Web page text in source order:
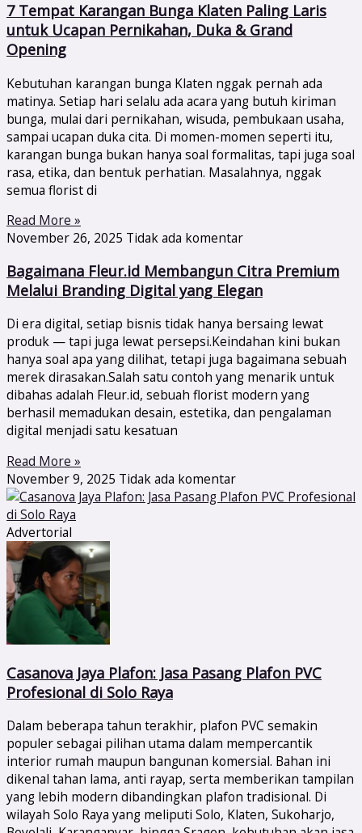
7 Tempat Karangan Bunga Klaten Paling Laris
untuk Ucapan Pernikahan, Duka & Grand
Opening
Kebutuhan karangan bunga Klaten nggak pernah ada
matinya. Setiap hari selalu ada acara yang butuh kiriman
bunga, mulai dari pernikahan, wisuda, pembukaan usaha,
sampai ucapan duka cita. Di momen-momen seperti itu,
karangan bunga bukan hanya soal formalitas, tapi juga soal
rasa, etika, dan bentuk perhatian. Masalahnya, nggak
semua florist di
Read More »
November 26, 2025 Tidak ada komentar
Bagaimana Fleur.id Membangun Citra Premium
Melalui Branding Digital yang Elegan
Di era digital, setiap bisnis tidak hanya bersaing lewat
produk — tapi juga lewat persepsi.Keindahan kini bukan
hanya soal apa yang dilihat, tetapi juga bagaimana sebuah
merek dirasakan.Salah satu contoh yang menarik untuk
dibahas adalah Fleur.id, sebuah florist modern yang
berhasil memadukan desain, estetika, dan pengalaman
digital menjadi satu kesatuan
Read More »
November 9, 2025 Tidak ada komentar
Advertorial
Casanova Jaya Plafon: Jasa Pasang Plafon PVC
Profesional di Solo Raya
Dalam beberapa tahun terakhir, plafon PVC semakin
populer sebagai pilihan utama dalam mempercantik
interior rumah maupun bangunan komersial. Bahan ini
dikenal tahan lama, anti rayap, serta memberikan tampilan
yang lebih modern dibandingkan plafon tradisional. Di
wilayah Solo Raya yang meliputi Solo, Klaten, Sukoharjo,